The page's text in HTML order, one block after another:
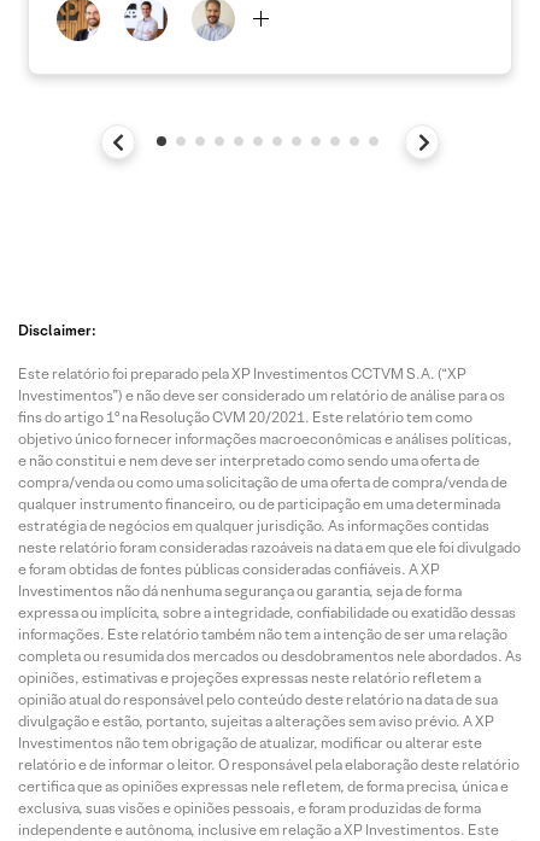
Disclaimer:
Este relatório foi preparado pela XP Investimentos CCTVM S.A. (“XP
Investimentos”) e não deve ser considerado um relatório de análise para os
fins do artigo 1º na Resolução CVM 20/2021. Este relatório tem como
objetivo único fornecer informações macroeconômicas e análises políticas,
e não constitui e nem deve ser interpretado como sendo uma oferta de
compra/venda ou como uma solicitação de uma oferta de compra/venda de
qualquer instrumento financeiro, ou de participação em uma determinada
estratégia de negócios em qualquer jurisdição. As informações contidas
neste relatório foram consideradas razoáveis na data em que ele foi divulgado
e foram obtidas de fontes públicas consideradas confiáveis. A XP
Investimentos não dá nenhuma segurança ou garantia, seja de forma
expressa ou implícita, sobre a integridade, confiabilidade ou exatidão dessas
informações. Este relatório também não tem a intenção de ser uma relação
completa ou resumida dos mercados ou desdobramentos nele abordados. As
opiniões, estimativas e projeções expressas neste relatório refletem a
opinião atual do responsável pelo conteúdo deste relatório na data de sua
divulgação e estão, portanto, sujeitas a alterações sem aviso prévio. A XP
Investimentos não tem obrigação de atualizar, modificar ou alterar este
relatório e de informar o leitor. O responsável pela elaboração deste relatório
certifica que as opiniões expressas nele refletem, de forma precisa, única e
exclusiva, suas visões e opiniões pessoais, e foram produzidas de forma
independente e autônoma, inclusive em relação a XP Investimentos. Este